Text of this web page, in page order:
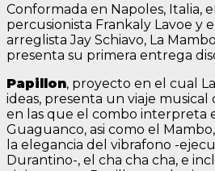
Conformada en Napoles, Italia,
percusionista Frankaly Lavoe y
arreglistaJay Schiavo, La
presenta su primera entrega
Papillon, proyecto en el cual
ideas, presenta un viaje musical
en las que el combo interpreta
Guaguanco, asi como el
la elegancia del vibrafono -
Durantino-, el cha cha cha, e